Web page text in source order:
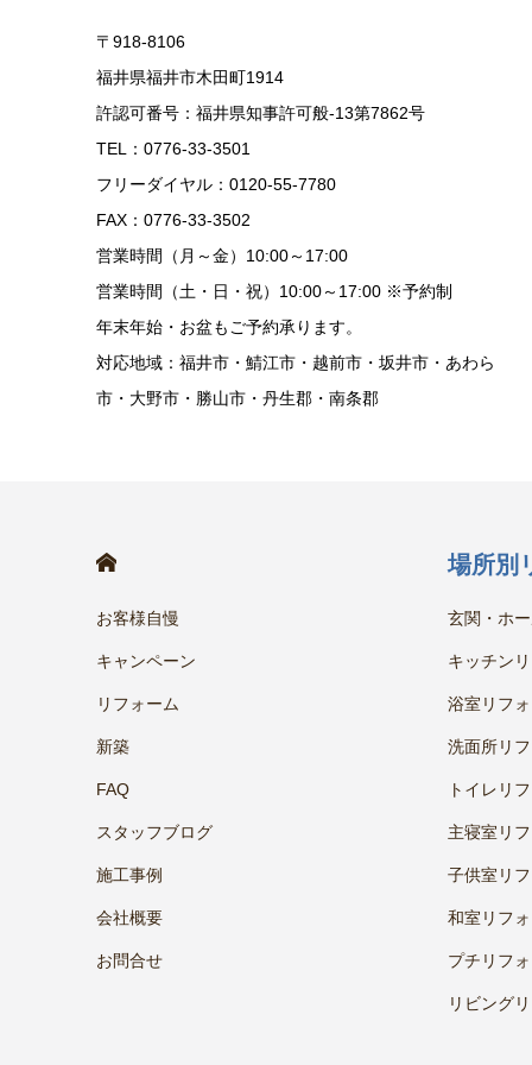
〒918-8106
福井県福井市木田町1914
許認可番号：福井県知事許可般-13第7862号
TEL：0776-33-3501
フリーダイヤル：0120-55-7780
FAX：0776-33-3502
営業時間（月～金）10:00～17:00
営業時間（土・日・祝）10:00～17:00 ※予約制
年末年始・お盆もご予約承ります。
対応地域：福井市・鯖江市・越前市・坂井市・あわら
市・大野市・勝山市・丹生郡・南条郡
お客様自慢
キャンペーン
リフォーム
新築
FAQ
スタッフブログ
施工事例
会社概要
お問合せ
場所別
玄関・ホ
キッチン
浴室リフ
洗面所リ
トイレリ
主寝室リ
子供室リ
和室リフ
プチリフ
リビング